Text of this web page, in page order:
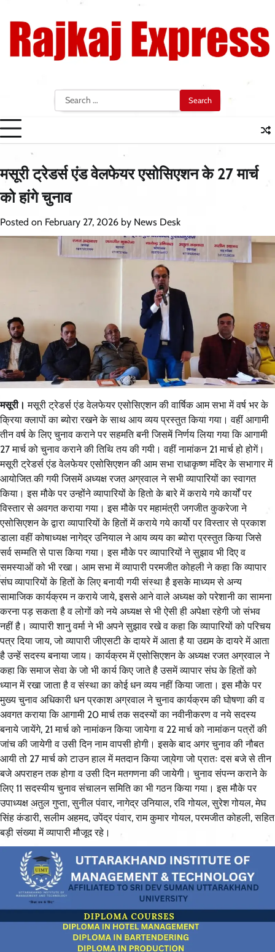
content
Search
for:
मसूरी ट्रेडर्स एंड वेलफेयर एसोसिएशन के 27 मार्च
को हांगे चुनाव
Posted on February 27, 2026 by News Desk
मसूरी। मसूरी ट्रेडर्स एंड वेलफेयर एसोसिएशन की वार्षिक आम सभा में वर्ष भर के
क्रिया क्लापों का ब्योरा रखने के साथ आय व्यय प्रस्तुत किया गया। वहीं आगामी
तीन वर्ष के लिए चुनाव कराने पर सहमति बनी जिसमें निर्णय लिया गया कि आगामी
27 मार्च को चुनाव कराने की तिथि तय की गयी। वहीं नामांकन 21 मार्च हो होगें।
मसूरी ट्रेडर्स एंड वेलफेयर एसोसिएशन की आम सभा राधाकृष्ण मंदिर के सभागार में
आयोजित की गयी जिसमें अध्यक्ष रजत अग्रवाल ने सभी व्यापारियों का स्वागत
किया। इस मौके पर उन्होंने व्यापारियों के हितो के बारे में कराये गये कार्यों पर
विस्तार से अवगत कराया गया। इस मौके पर महामंत्री जगजीत कुकरेजा ने
एसोसिएशन के द्वारा व्यापारियों के हितों में कराये गये कार्यो पर विस्तार से प्रकाश
डाला वहीं कोषाध्यक्ष नागेद्र उनियाल ने आय व्यय का ब्योरा प्रस्तुत किया जिसे
सर्व सम्मति से पास किया गया। इस मौके पर व्यापारियों ने सुझाव भी दिए व
समस्याओं को भी रखा। आम सभा में व्यापारी परमजीत कोहली ने कहा कि व्यापार
संघ व्यापारियों के हितों के लिए बनायी गयी संस्था है इसके माध्यम से अन्य
सामाजिक कार्यक्रम न कराये जाये, इससे आने वाले अध्यक्ष को परेशानी का सामना
करना पड़ सकता है व लोगों को नये अध्यक्ष से भी ऐसी ही अपेक्षा रहेगी जो संभव
नहीं है। व्यापारी शानु वर्मा ने भी अपने सुझाव रखे व कहा कि व्यापारियों को परिचय
पत्र दिया जाय, जो व्यापारी जीएसटी के दायरे में आता है या उद्यम के दायरे में आता
है उन्हें सदस्य बनाया जाय। कार्यक्रम में एसोसिएशन के अध्यक्ष रजत अग्रवाल ने
कहा कि समाज सेवा के जो भी कार्य किए जाते है उसमें व्यापार संघ के हितों को
ध्यान में रखा जाता है व संस्था का कोई धन व्यय नहीं किया जाता। इस मौके पर
मुख्य चुनाव अधिकारी धन प्रकाश अग्रवाल ने चुनाव कार्यक्रम की घोषणा की व
अवगत कराया कि आगामी 20 मार्च तक सदस्यों का नवीनीकरण व नये सदस्य
बनाये जायेंगे, 21 मार्च को नामांकन किया जायेगा व 22 मार्च को नामांकन पत्रों की
जांच की जायेगी व उसी दिन नाम वापसी होगी। इसके बाद अगर चुनाव की नौबत
आयी तो 27 मार्च को टाउन हाल में मतदान किया जायेगा जो प्रातः दस बजे से तीन
बजे अपराहन तक होगा व उसी दिन मतगणना की जायेगी। चुनाव संपन्न कराने के
लिए 11 सदस्यीय चुनाव संचालन समिति का भी गठन किया गया। इस मौके पर
उपाध्यक्ष अतुल गुप्ता, सुनील पंवार, नागेद्र उनियाल, रवि गोयल, सुरेश गोयल, मेघ
सिंह कंडारी, सलीम अहमद, उपेंद्र पंवार, राम कुमार गोयल, परमजीत कोहली, सहित
बड़ी संख्या में व्यापारी मौजूद रहे।